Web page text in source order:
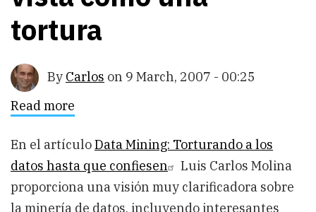
tortura
By Carlos on 9 March, 2007 - 00:25
Read more
de
vista
como
una
tortura
En el artículoData Mining: Torturando a los
datos hasta que confiesen
Luis Carlos Molina
proporciona una visión muy clarificadora sobre
la minería de datos, incluyendo interesantes